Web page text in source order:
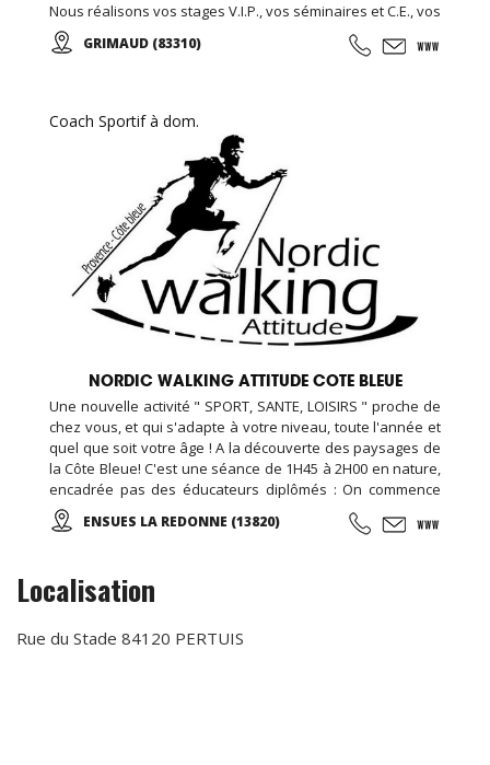
Nous réalisons vos stages V.I.P., vos séminaires et C.E., vos
formules week-end... Encadré par notre équipe de
passionnés vous participerez aux courses d'endurance,
GRIMAUD (83310)
Coach Sportif à dom.
NORDIC WALKING ATTITUDE COTE BLEUE
Une nouvelle activité " SPORT, SANTE, LOISIRS " proche de
chez vous, et qui s'adapte à votre niveau, toute l'année et
quel que soit votre âge ! A la découverte des paysages de
la Côte Bleue! C'est une séance de 1H45 à 2H00 en nature,
encadrée pas des éducateurs diplômés : On commence
par un échauffement musculaire et articulaire, puis place à
la marche et sa technique en alternant des phases plus
ENSUES LA REDONNE (13820)
Localisation
Rue du Stade 84120 PERTUIS